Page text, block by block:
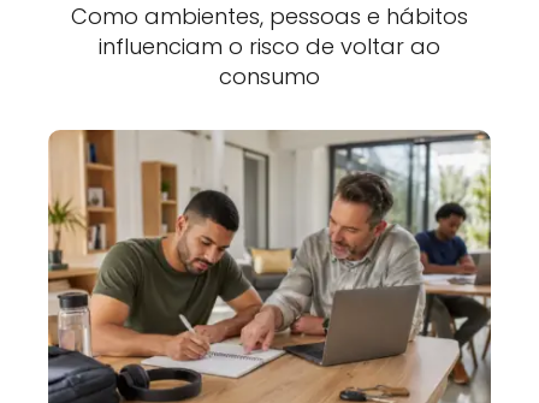
Como ambientes, pessoas e hábitos
influenciam o risco de voltar ao
consumo